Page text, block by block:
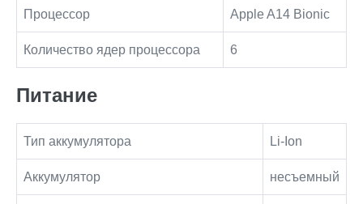
Процессор Apple A14 Bionic
Количество ядер процессора 6
Питание
Тип аккумулятора Li-Ion
Аккумулятор несъемный